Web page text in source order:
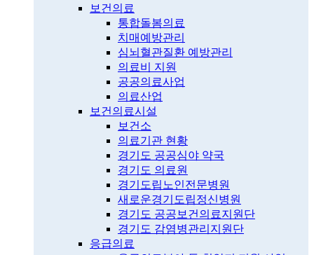
보건의료
통합돌봄의료
치매예방관리
심뇌혈관질환 예방관리
의료비 지원
공공의료사업
의료산업
보건의료시설
보건소
의료기관 현황
경기도 공공심야 약국
경기도 의료원
경기도립노인전문병원
새로운경기도립정신병원
경기도 공공보건의료지원단
경기도 감염병관리지원단
응급의료